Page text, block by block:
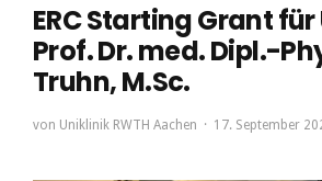
ERC Starting Grant
Prof. Dr. med. Dipl.-
Truhn, M.Sc.
von Uniklinik RWTH Aachen 17. September